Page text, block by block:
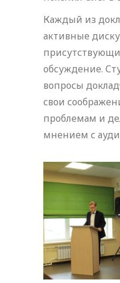
Каждый из
активные
обсуждение.
вопросы
свои
проблемам и
мнением с